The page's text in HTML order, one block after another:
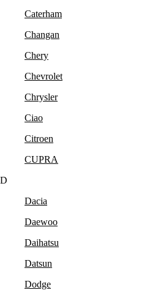
Caterham
Changan
Chery
Chevrolet
Chrysler
Ciao
Citroen
CUPRA
D
Dacia
Daewoo
Daihatsu
Datsun
Dodge